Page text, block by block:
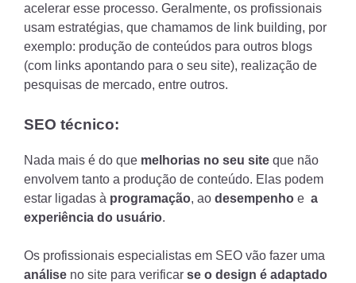
acelerar esse processo. Geralmente, os profissionais
usam estratégias, que chamamos de link building, por
exemplo: produção de conteúdos para outros blogs
(com links apontando para o seu site), realização de
pesquisas de mercado, entre outros.
SEO técnico:
Nada mais é do que melhorias no seu site que não
envolvem tanto a produção de conteúdo. Elas podem
estar ligadas à programação, ao desempenho e a
experiência do usuário.
Os profissionais especialistas em SEO vão fazer uma
análise no site para verificar se o design é adaptado